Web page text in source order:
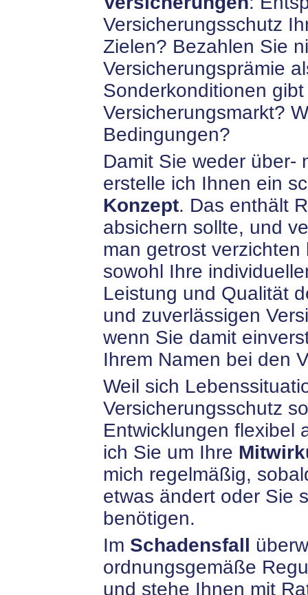
Versicherungsschutz
Zielen? Bezahlen Sie
Versicherungsprämie
Sonderkonditionen
Versicherungsmarkt?
Bedingungen?
Damit Sie weder über-
erstelle ich Ihnen ein
Konzept. Das enthält
absichern sollte, und
man getrost
sowohl Ihre
Leistung und Qualität
und zuverlässigen
wenn Sie damit
Ihrem Namen bei den
Weil sich
Versicherungsschutz
Entwicklungen flexibel
ich Sie um Ihre
mich regelmäßig,
etwas ändert oder Sie
benötigen.
Im Schadensfall
ordnungsgemäße
und stehe Ihnen mit